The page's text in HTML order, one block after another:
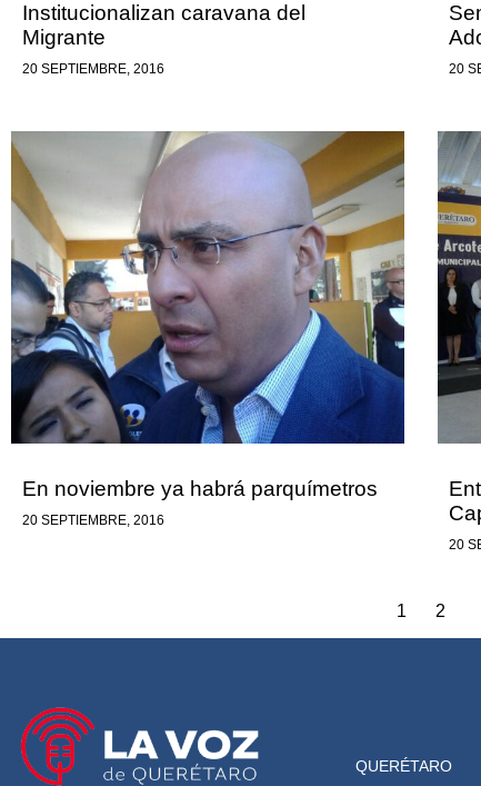
Institucionalizan caravana del
Migrante
20 SEPTIEMBRE, 2016 20
En noviembre ya habrá parquímetros
20 SEPTIEMBRE, 2016
20
1 2
QUERÉTARO